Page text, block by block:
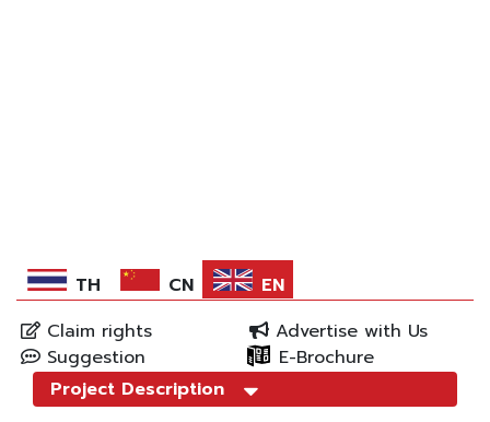
TH CN
EN
Claim rights
Advertise with Us
Suggestion
E-Brochure
Project Description